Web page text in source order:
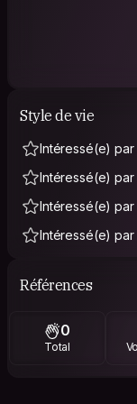
Style de vie
Intéressé(e) par
Intéressé(e) par
Intéressé(e) par
Intéressé(e) par
Références
0
Total